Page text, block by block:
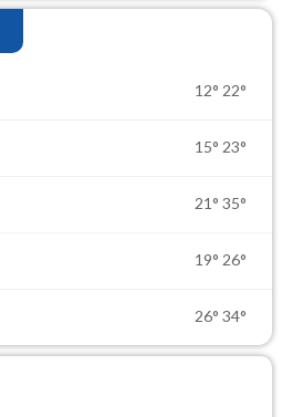
12° 22°
15° 23°
21° 35°
19° 26°
26° 34°